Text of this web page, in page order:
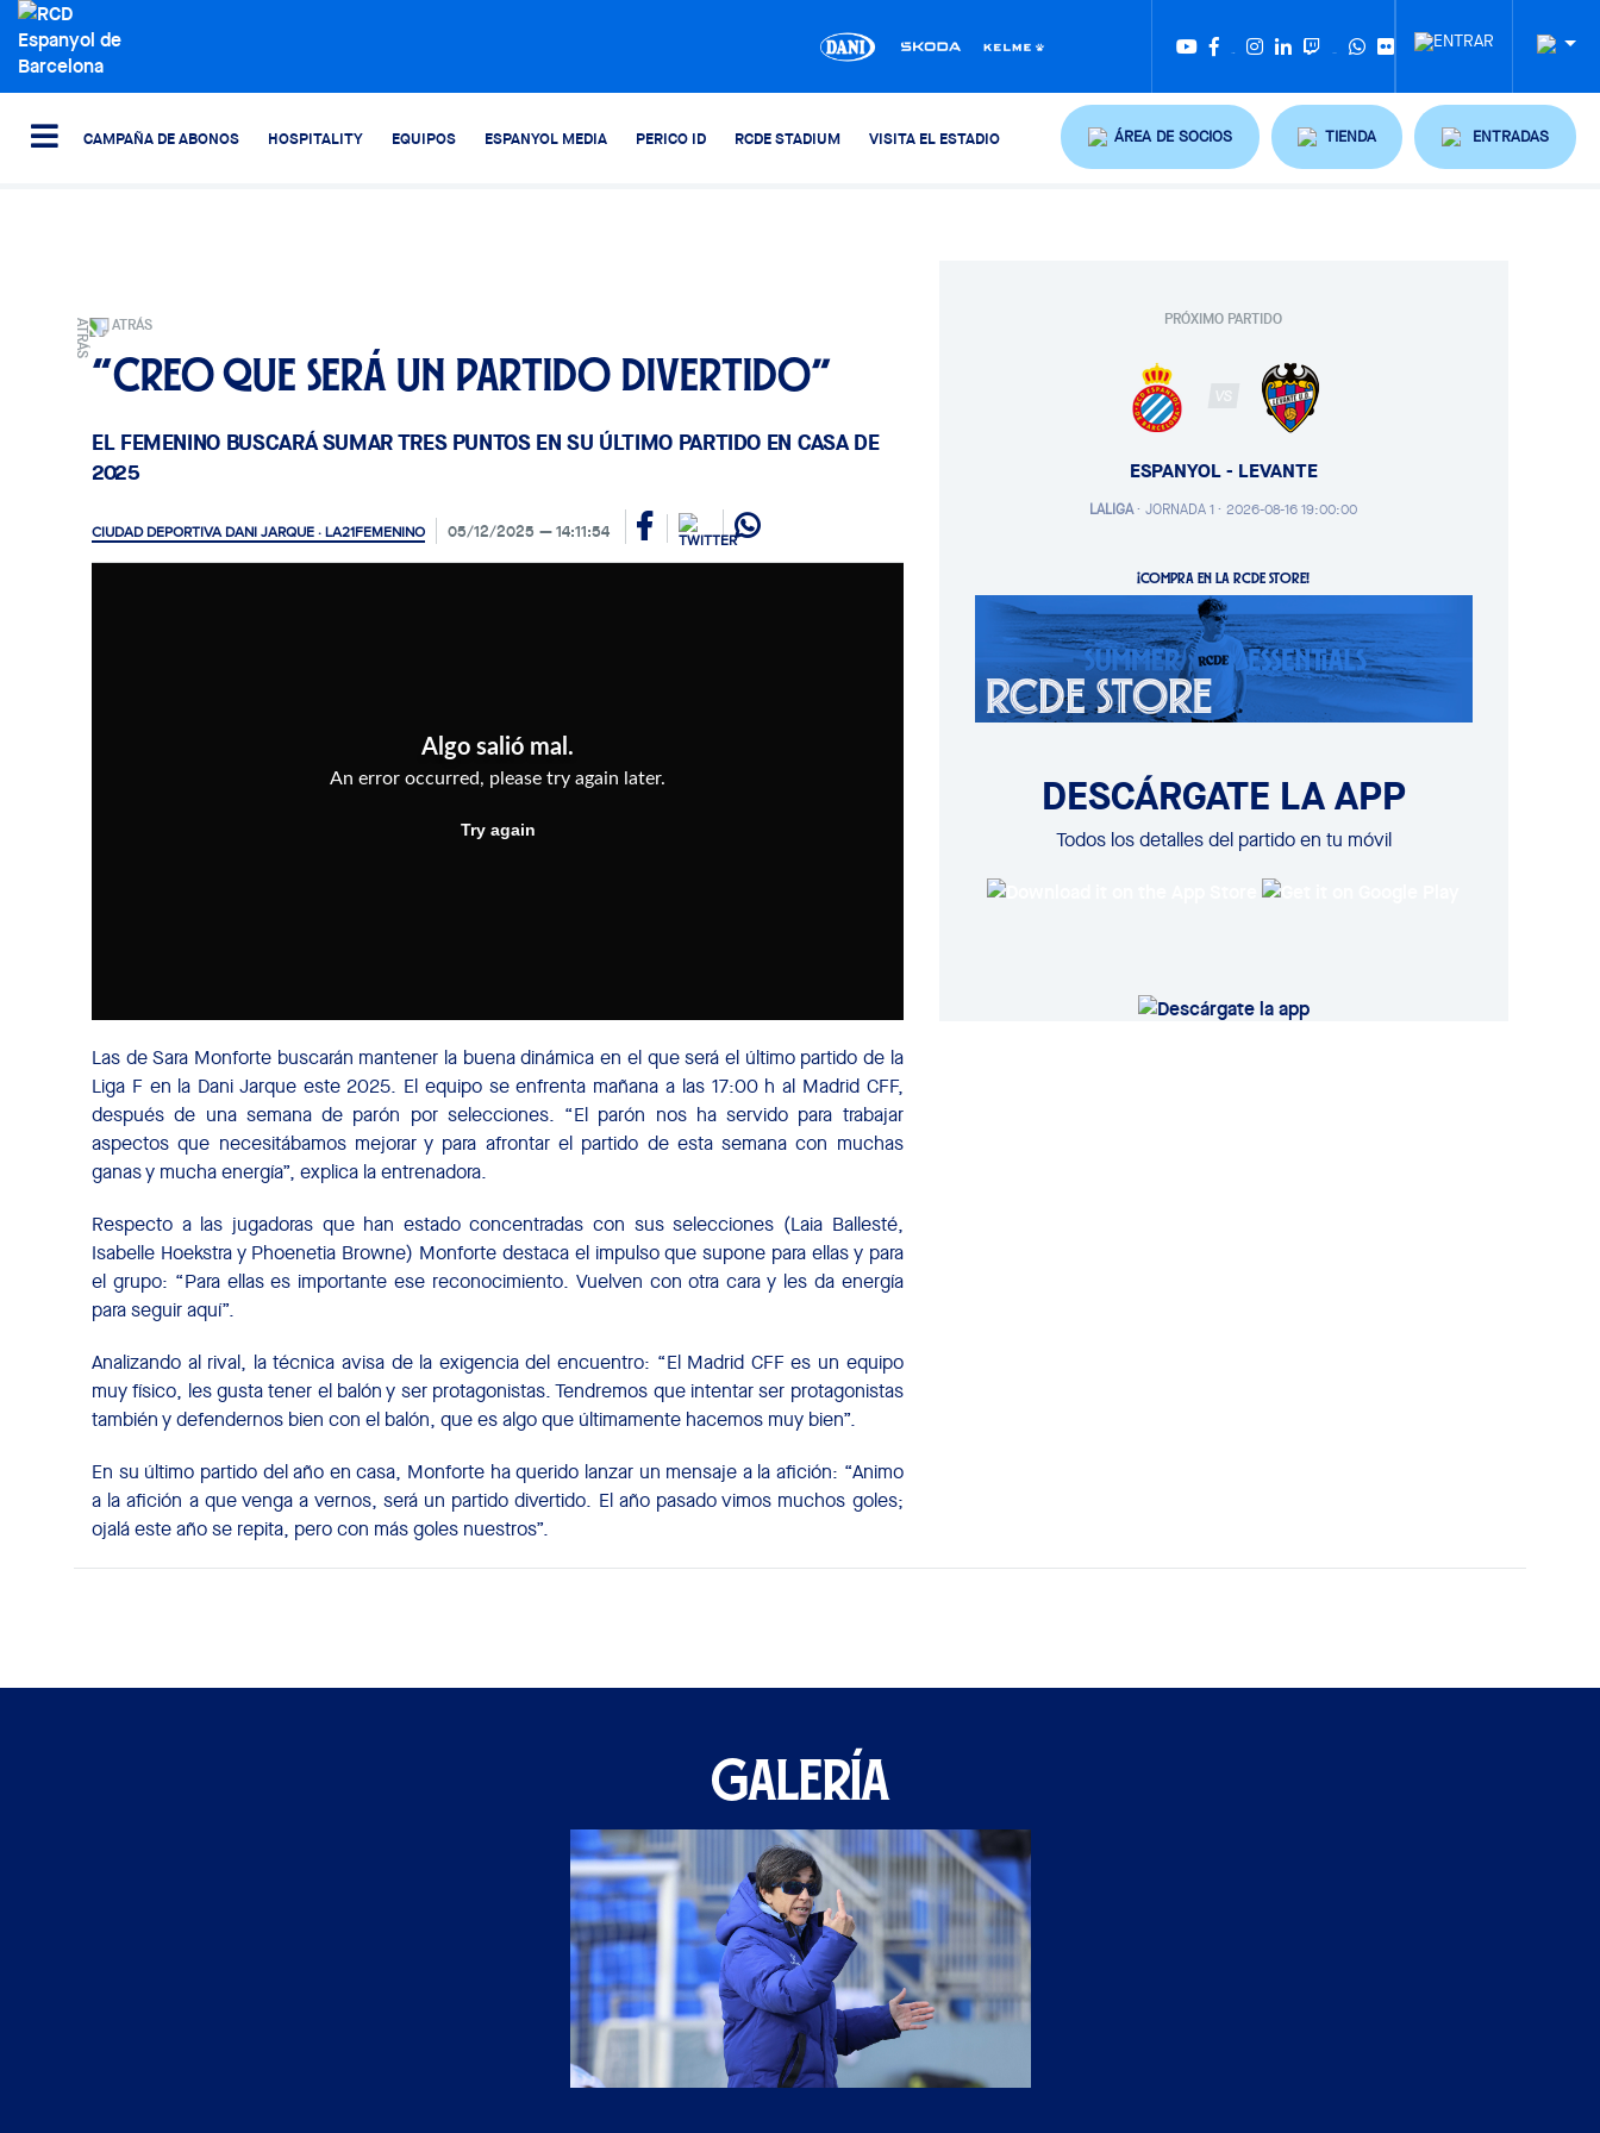
CAMPAÑA DE ABONOS HOSPITALITY EQUIPOS ESPANYOL MEDIA PERICO ID RCDE STADIUM VISITA EL ESTADIO ÁREA DE SOCIOS TIENDA ENTRADAS
ATRÁS
“Creo que será un partido divertido”
EL FEMENINO BUSCARÁ SUMAR TRES PUNTOS EN SU ÚLTIMO PARTIDO EN CASA DE
2025
CIUDAD DEPORTIVA DANI JARQUE · LA21FEMENINO 05/12/2025 14:11:54
Las de Sara Monforte buscarán mantener la buena dinámica en el que será el último partido de la
Liga F en la Dani Jarque este 2025. El equipo se enfrenta mañana a las 17:00 h al Madrid CFF,
después de una semana de parón por selecciones. “El parón nos ha servido para trabajar
aspectos que necesitábamos mejorar y para afrontar el partido de esta semana con muchas
ganas y mucha energía”, explica la entrenadora.
Respecto a las jugadoras que han estado concentradas con sus selecciones (Laia Ballesté,
Isabelle Hoekstra y Phoenetia Browne) Monforte destaca el impulso que supone para ellas y para
el grupo: “Para ellas es importante ese reconocimiento. Vuelven con otra cara y les da energía
para seguir aquí”.
Analizando al rival, la técnica avisa de la exigencia del encuentro: “El Madrid CFF es un equipo
muy físico, les gusta tener el balón y ser protagonistas. Tendremos que intentar ser protagonistas
también y defendernos bien con el balón, que es algo que últimamente hacemos muy bien”.
En su último partido del año en casa, Monforte ha querido lanzar un mensaje a la afición: “Animo
a la afición a que venga a vernos, será un partido divertido. El año pasado vimos muchos goles;
ojalá este año se repita, pero con más goles nuestros”.
PRÓXIMO PARTIDO
VS
ESPANYOL - LEVANTE
LALIGA· JORNADA 1 · 2026-08-16 19:00:00
¡COMPRA EN LA RCDE STORE!
DESCÁRGATE LA APP
Todos los detalles del partido en tu móvil
GALERÍA